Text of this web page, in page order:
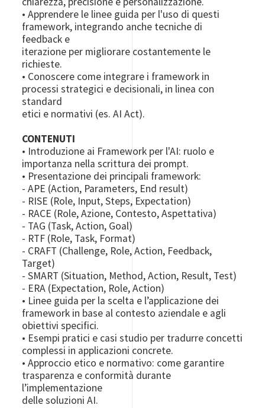
• Apprendere le linee guida per l'uso di questi
framework, integrando anche tecniche di
feedback e
iterazione per migliorare costantemente le
richieste.
• Conoscere come integrare i framework in
processi strategici e decisionali, in linea con
standard
etici e normativi (es. AI Act).
CONTENUTI
• Introduzione ai Framework per l'AI: ruolo e
importanza nella scrittura dei prompt.
• Presentazione dei principali framework:
- APE (Action, Parameters, End result)
- RISE (Role, Input, Steps, Expectation)
- RACE (Role, Azione, Contesto, Aspettativa)
- TAG (Task, Action, Goal)
- RTF (Role, Task, Format)
- CRAFT (Challenge, Role, Action, Feedback,
Target)
- SMART (Situation, Method, Action, Result, Test)
- ERA (Expectation, Role, Action)
• Linee guida per la scelta e l’applicazione dei
framework in base al contesto aziendale e agli
obiettivi specifici.
• Esempi pratici e casi studio per tradurre concetti
complessi in applicazioni concrete.
• Approccio etico e normativo: come garantire
trasparenza e conformità durante
l’implementazione
delle soluzioni AI.